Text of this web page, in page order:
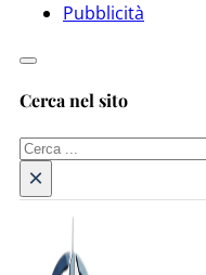
Pubblicità
Cerca nel sito
Cerca
×